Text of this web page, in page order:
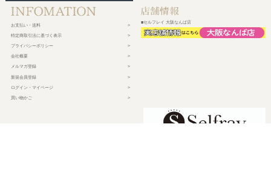
お支払い・送料
特定商取引法に基づく表示
プライバシーポリシー
会社概要
メルマガ登録
新規会員登録
ログイン・マイページ
買い物かご
■セルフレイ 大阪なんば店